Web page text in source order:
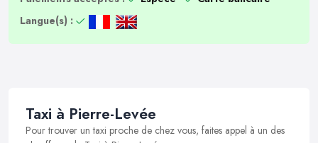
Langue(s) :
Taxi à Pierre-Levée
Pour trouver un taxi proche de chez vous, faites appel à un des